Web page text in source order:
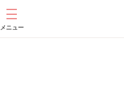
メニュー